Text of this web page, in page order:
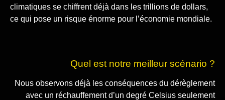
climatiques se chiffrent déjà dans les trillions de dollars,
ce qui pose un risque énorme pour l’économie mondiale.
Quel est notre meilleur scénario ?
Nous observons déjà les conséquences du dérèglement
avec un réchauffement d’un degré Celsius seulement